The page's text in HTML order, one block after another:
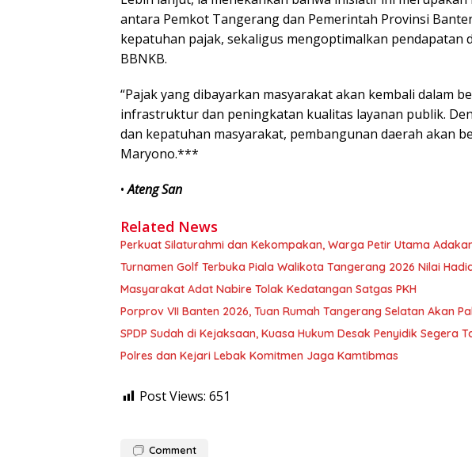
antara Pemkot Tangerang dan Pemerintah Provinsi
kepatuhan pajak, sekaligus mengoptimalkan pendapatan
BBNKB.
“Pajak yang dibayarkan masyarakat akan kembali dalam
infrastruktur dan peningkatan kualitas layanan publik.
dan kepatuhan masyarakat, pembangunan daerah akan
Maryono.***
•Ateng San
Related News
Perkuat Silaturahmi dan Kekompakan, Warga Petir Utama
Turnamen Golf Terbuka Piala Walikota Tangerang 2026 Nilai
Masyarakat Adat Nabire Tolak Kedatangan Satgas PKH
Porprov VII Banten 2026, Tuan Rumah Tangerang Selatan Akan
SPDP Sudah di Kejaksaan, Kuasa Hukum Desak Penyidik Segera
Polres dan Kejari Lebak Komitmen Jaga Kamtibmas
Post Views: 651
Comment